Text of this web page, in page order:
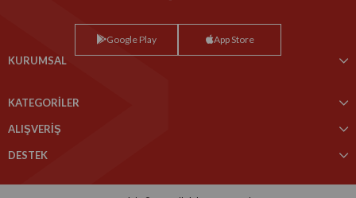
Google Play App Store
KURUMSAL
KATEGORİLER
ALIŞVERİŞ
DESTEK